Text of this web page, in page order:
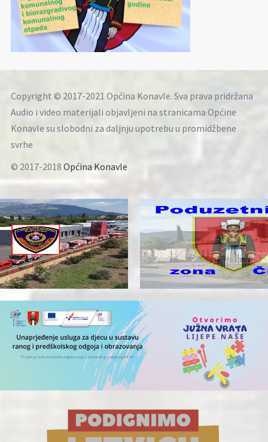
Copyright © 2017-2021 Općina Konavle. Sva prava pridržana
Audio i video materijali objavljeni na stranicama Općine
Konavle su slobodni za daljnju upotrebu u promidžbene
svrhe
© 2017-2018 Općina Konavle